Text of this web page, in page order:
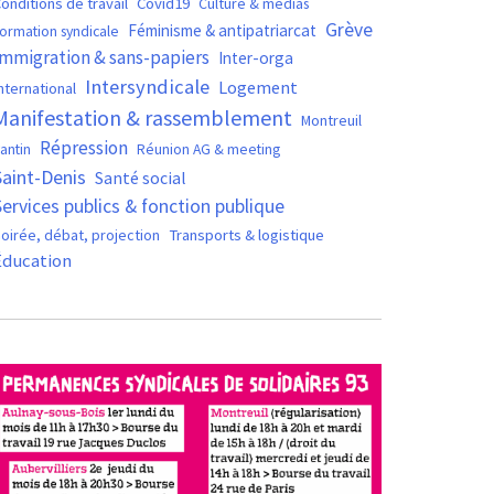
syndicale Féminisme & antipatriarcat Grève
& sans-papiers Inter-orga
Intersyndicale Logement
& rassemblement Montreuil
Répression Réunion AG & meeting
Denis Santé social
publics & fonction publique
débat, projection Transports & logistique